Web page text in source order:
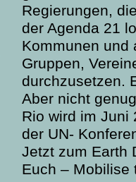
Regierungen,
der Agenda 21
Kommunen und
Gruppen,
durchzusetzen.
Aber nicht
Rio wird im Juni
der UN-
Jetzt zum Earth
Euch – Mobilise